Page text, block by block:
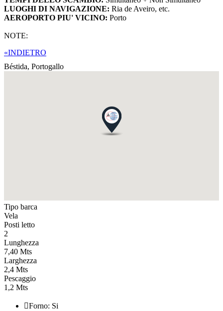
LUOGHI DI NAVIGAZIONE: Ria de Aveiro, etc.
AEROPORTO PIU' VICINO: Porto
NOTE:
«INDIETRO
Béstida, Portogallo
Tipo barca
Vela
Posti letto
2
Lunghezza
7,40 Mts
Larghezza
2,4 Mts
Pescaggio
1,2 Mts
Forno: Si